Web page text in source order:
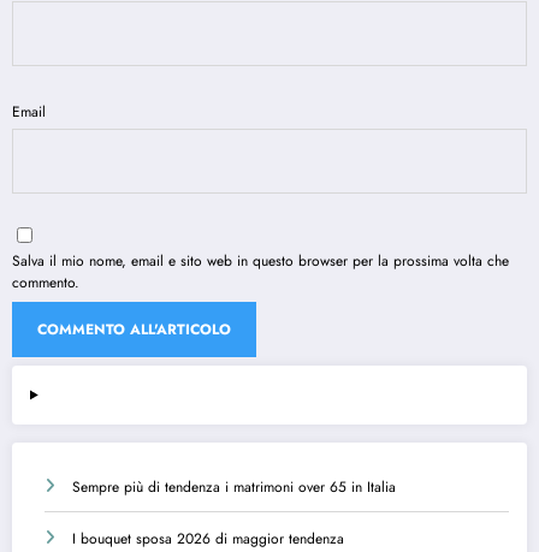
Email
Salva il mio nome, email e sito web in questo browser per la prossima volta che
commento.
Sempre più di tendenza i matrimoni over 65 in Italia
I bouquet sposa 2026 di maggior tendenza